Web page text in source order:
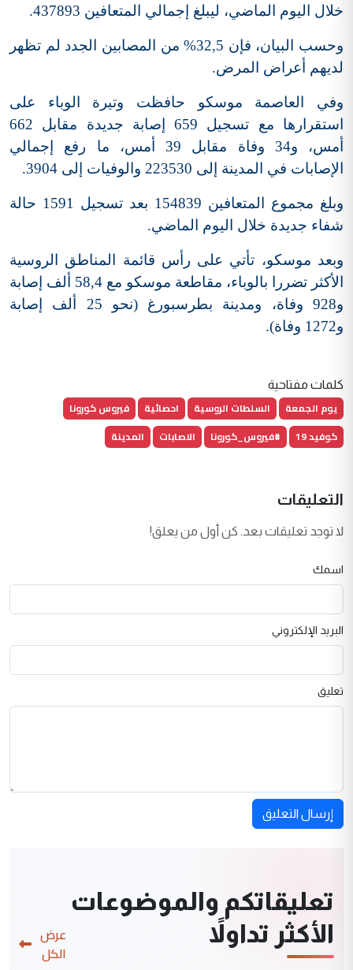
خلال اليوم الماضي، ليبلغ إجمالي المتعافين 437893.
وحسب البيان، فإن 32,5% من المصابين الجدد لم تظهر
لديهم أعراض المرض.
وفي العاصمة موسكو حافظت وتيرة الوباء على
استقرارها مع تسجيل 659 إصابة جديدة مقابل 662
أمس، و34 وفاة مقابل 39 أمس، ما رفع إجمالي
الإصابات في المدينة إلى 223530 والوفيات إلى 3904.
وبلغ مجموع المتعافين 154839 بعد تسجيل 1591 حالة
شفاء جديدة خلال اليوم الماضي.
وبعد موسكو، تأتي على رأس قائمة المناطق الروسية
الأكثر تضررا بالوباء، مقاطعة موسكو مع 58,4 ألف إصابة
و928 وفاة، ومدينة بطرسبورغ (نحو 25 ألف إصابة
و1272 وفاة).
كلمات مفتاحية
يوم الجمعة السلطات الروسية احصائية
فيروس كورونا
كوفيد 19
#فيروس_كورونا الاصابات المدينة
التعليقات
لا توجد تعليقات بعد. كن أول من يعلق!
اسمك
البريد الإلكتروني
تعليق
إرسال التعليق
تعليقاتكم والموضوعات
الأكثر تداولاً
عرض
الكل